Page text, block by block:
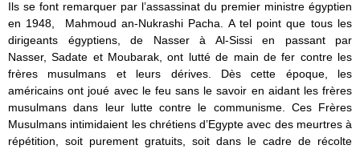
Ils se font remarquer par l’assassinat du premier ministre égyptien
en 1948, Mahmoud an-Nukrashi Pacha. A tel point que tous les
dirigeants égyptiens, de Nasser à Al-Sissi en passant par
Nasser, Sadate et Moubarak, ont lutté de main de fer contre les
frères musulmans et leurs dérives. Dès cette époque, les
américains ont joué avec le feu sans le savoir en aidant les frères
musulmans dans leur lutte contre le communisme. Ces Frères
Musulmans intimidaient les chrétiens d’Egypte avec des meurtres à
répétition, soit purement gratuits, soit dans le cadre de récolte